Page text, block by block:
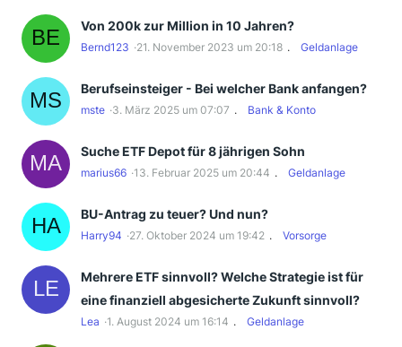
Von 200k zur Million in 10 Jahren?
Bernd123 21. November 2023 um 20:18 Geldanlage
Berufseinsteiger - Bei welcher Bank anfangen?
mste 3. März 2025 um 07:07 Bank & Konto
Suche ETF Depot für 8 jährigen Sohn
marius66 13. Februar 2025 um 20:44 Geldanlage
BU-Antrag zu teuer? Und nun?
Harry94 27. Oktober 2024 um 19:42 Vorsorge
Mehrere ETF sinnvoll? Welche Strategie ist für
eine finanziell abgesicherte Zukunft sinnvoll?
Lea 1. August 2024 um 16:14 Geldanlage